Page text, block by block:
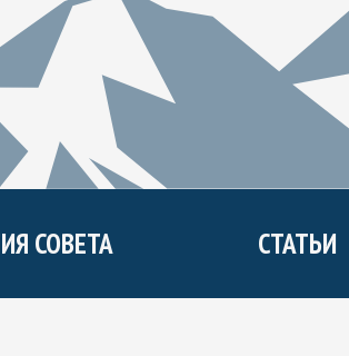
СОВЕТА СТАТЬИ